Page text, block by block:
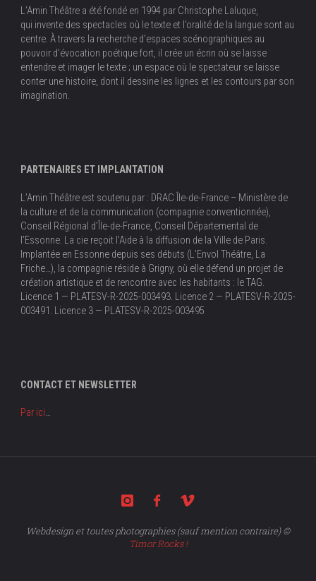
L’Amin Théâtre a été fondé en 1994 par Christophe Laluque,
qui invente des spectacles où le texte et l’oralité de la langue sont au
centre. À travers la recherche d’espaces scénographiques au
pouvoir d’évocation poétique fort, il crée un écrin où se laisse
entendre et imager le texte ; un espace où le spectateur se laisse
conter une histoire, dont il dessine les lignes et les contours par son
imagination.
PARTENAIRES ET IMPLANTATION
L’Amin Théâtre est soutenu par : DRAC Île-de-France – Ministère de
la culture et de la communication (compagnie conventionnée),
Conseil Régional d’Île-de-France, Conseil Départemental de
l’Essonne. La cie reçoit l’Aide à la diffusion de la Ville de Paris.
Implantée en Essonne depuis ses débuts (L’Envol Théâtre, La
Friche…), la compagnie réside à Grigny, où elle défend un projet de
création artistique et de rencontre avec les habitants : le TAG.
Licence 1 — PLATESV-R-2025-003493. Licence 2 — PLATESV-R-2025-
003491. Licence 3 — PLATESV-R-2025-003495
CONTACT ET NEWSLETTER
Par ici…
Webdesign et toutes photographies (sauf mention contraire) ©
Timor Rocks !